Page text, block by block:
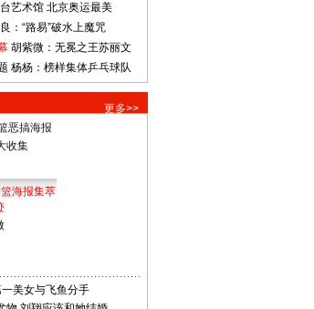
艺术馆 北京奥运最美
：“路易”破水上魔咒
胡紫微：无冕之王苏丽文
杨杨：榜样集体乒乓球队
更多>>
海报集萃
美女与飞鱼分手